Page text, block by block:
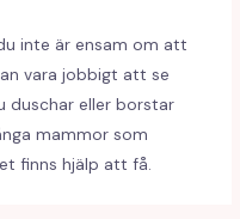
inte är ensam om att
vara jobbigt att se
duschar eller borstar
mammor som
finns hjälp att få.